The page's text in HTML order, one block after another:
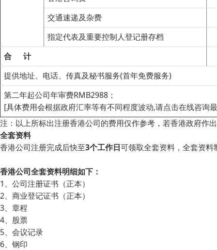
交通速递及杂费
指定代表及重要控制人登记册存档
合
计
提供地址、电话、传真及秘书服务(首年免费服务)
第二年起公司年审费RMB2988；
[具体费用会根据政府汇率等有不同程度波动,请点击在线咨询
注：以上所标出注册香港公司的费用仅作参考，若香港政府作
全套资料
香港公司注册完成后快至3个工作日可领取全套资料，全套资
香港公司全套资料明细如下：
1、公司注册证书（正本）
2、商业登记证书（正本）
3、章程
4、股票
5、会议记录
6、钢印